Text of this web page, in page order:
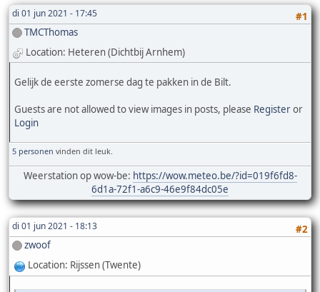
di 01 jun 2021 - 17:45
#1
TMCThomas
Location: Heteren (Dichtbij Arnhem)
Gelijk de eerste zomerse dag te pakken in de Bilt.
Guests are not allowed to view images in posts, please Registeror
Login
5 personen vinden dit leuk.
Weerstation op wow-be: https://wow.meteo.be/?id=019f6fd8-
6d1a-72f1-a6c9-46e9f84dc05e
di 01 jun 2021 - 18:13
#2
zwoof
Location: Rijssen (Twente)